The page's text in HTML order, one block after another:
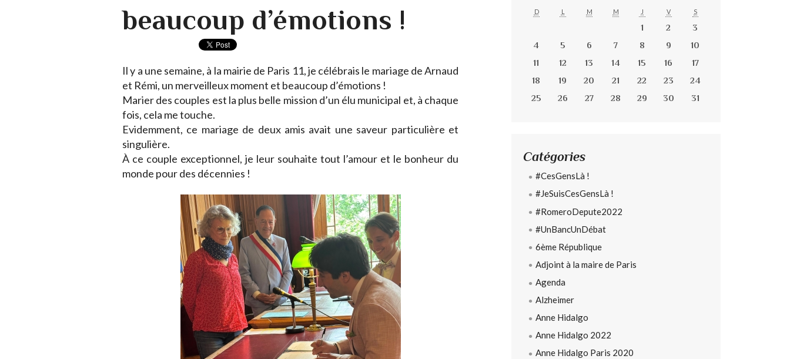
beaucoup d’émotions !
Il y a une semaine, à la mairie de Paris 11, je célébrais le mariage de Arnaud
et Rémi, un merveilleux moment et beaucoup d’émotions !
Marier des couples est la plus belle mission d’un élu municipal et, à chaque
fois, cela me touche.
Evidemment, ce mariage de deux amis avait une saveur particulière et
singulière.
À ce couple exceptionnel, je leur souhaite tout l’amour et le bonheur du
monde pour des décennies !
D L M M J V S
1 2
3
4
5 6 7 8 9
10
11
12 13 14 15 16
17
18
19 20 21 22 23
24
25
26 27 28 29 30 31
Catégories
#CesGensLà !
#JeSuisCesGensLà !
#RomeroDepute2022
#UnBancUnDébat
6ème République
Adjoint à la maire de Paris
Agenda
Alzheimer
Anne Hidalgo
Anne Hidalgo 2022
Anne Hidalgo Paris 2020